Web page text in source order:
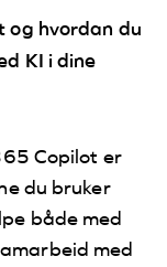
og hvordan du
KI i dine
Copilot er
du bruker
både med
med